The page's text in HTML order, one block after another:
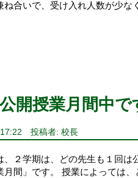
ね合いで、受け入れ人数が少
開授業月間中で
投稿者: 校長
、２学期は、どの先生も１回
月間」です。 授業によっては